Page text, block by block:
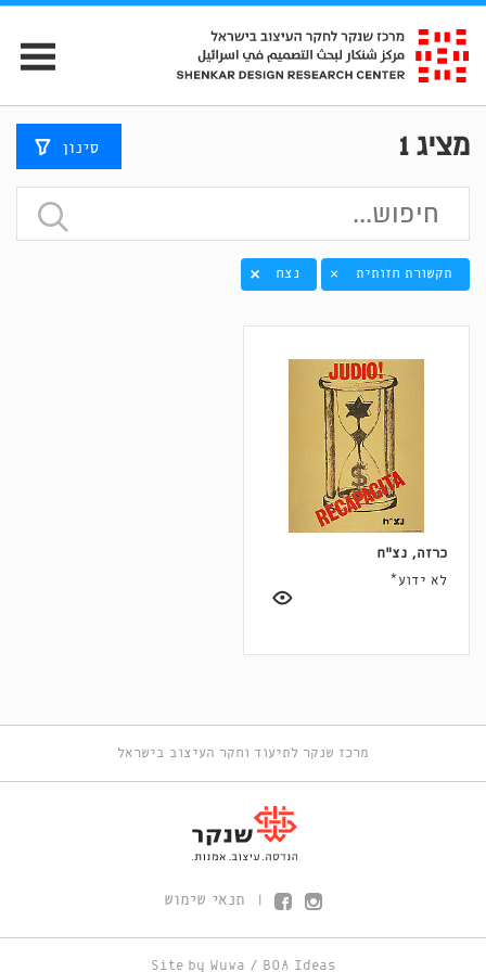
מציג1 סינון
תקשורת חזותית × נצח
כרזה, נצ"ח
לא ידוע*
מרכז שנקר לתיעוד וחקר העיצוב בישראל
תנאי שימוש
Site by Wuwa / BOA Ideas